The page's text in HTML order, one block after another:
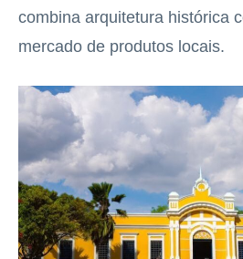
combina arquitetura histórica
mercado de produtos locais.